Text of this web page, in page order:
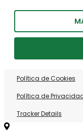
Política de Cookies
Política de
Tracker Details